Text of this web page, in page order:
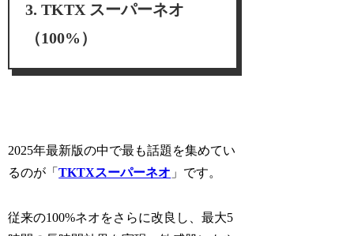
TKTX スーパーネオ
（100%）
2025年最新版の中で最も話題を集めてい
るのが「TKTXスーパーネオ 」です。
従来の100%ネオをさらに改良し、最大5